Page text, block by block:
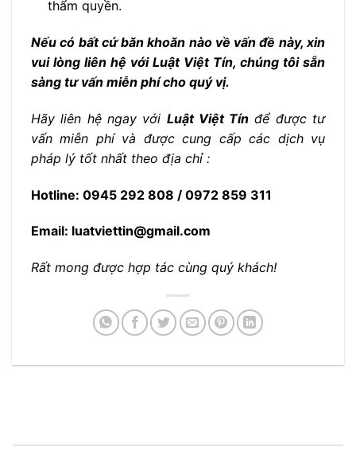
thẩm quyền.
Nếu có bất cứ băn khoăn nào về vấn đề này, xin
vui lòng liên hệ với Luật Việt Tín, chúng tôi sẵn
sàng tư vấn miễn phí cho quý vị.
Hãy liên hệ ngay với Luật Việt Tín để được tư
vấn miễn phí và được cung cấp các dịch vụ
pháp lý tốt nhất theo địa chỉ :
Hotline: 0945 292 808 / 0972 859 311
Email: luatviettin@gmail.com
Rất mong được hợp tác cùng quý khách!